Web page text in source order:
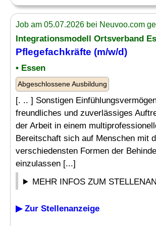
Job am 05.07.2026 bei Neuvoo.com
Integrationsmodell Ortsverband
Pflegefachkräfte (m/w/d)
• Essen
Abgeschlossene Ausbildung
[. .. ] Sonstigen
freundliches und zuverlässiges
der Arbeit in einem
Bereitschaft sich auf Menschen mit
verschiedensten Formen der
einzulassen [...]
MEHR INFOS ZUM
▶ Zur Stellenanzeige